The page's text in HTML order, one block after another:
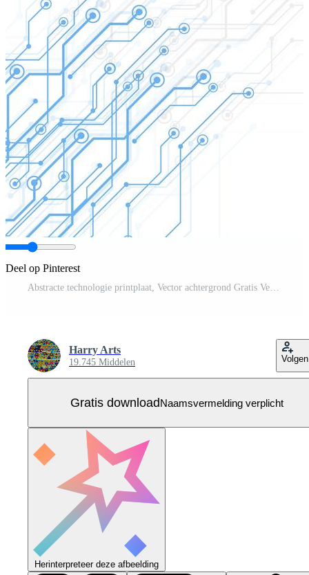
Deel op Pinterest
Abstracte technologie printplaat, Vector achtergrond Gratis Vector
Harry Arts
19.745 Middelen Volgen
Gratis downloadNaamsvermelding verplicht
Herinterpreteer deze afbeelding